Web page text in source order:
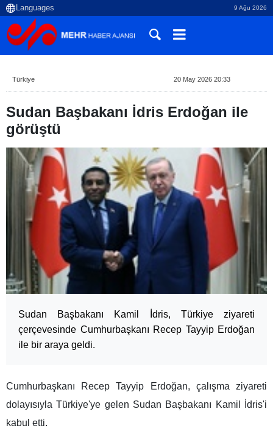
9 Ağu 2026
Türkiye 20 May 2026 20:33
Sudan Başbakanı İdris Erdoğan ile
görüştü
Sudan Başbakanı Kamil İdris, Türkiye ziyareti
çerçevesinde Cumhurbaşkanı Recep Tayyip Erdoğan
ile bir araya geldi.
Cumhurbaşkanı Recep Tayyip Erdoğan, çalışma ziyareti
dolayısıyla Türkiye'ye gelen Sudan Başbakanı Kamil İdris'i
kabul etti.